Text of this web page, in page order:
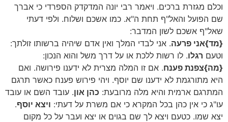
וכלם מגזרת ברכים. ויאמר רבי יונה המדקדק הספרדי כי אברך
שם הפועל והאל"ף תחת ה"א. כמו אשכם ושלוח. ולפי דעתי
שאל"ף אשכם לשון המדבר:
{מד}אני פרעה. אני לבדי המלך ואין אדם שיהיה ברשותו זולתך:
וטעם רגלו. לו רשות ללכת או על דרך משל והוא הנכון:
{מה}צפנת פענח. אם זו המלה מצרית לא ידענו פירושה. ואם
היא מתורגמת לא ידענו שם יוסף. ויהי פירוש פענח כאשר תרגם
המתרגם ארמית והיא מלה מרובעת: כהן און. עובד השם או עובד
עו"ג כי אין כהן בכל המקרא כי אם משרת על דעתי: ויצא יוסף.
יצא שמו. כטעם ויצא לך שם בגוים או יצא ועבר על כל מקום